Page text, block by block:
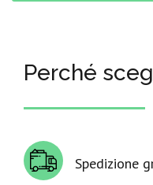
Perché
Spedizione